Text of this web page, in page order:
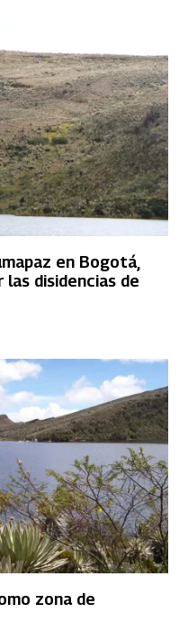
en Bogotá,
las disidencias de
zona de